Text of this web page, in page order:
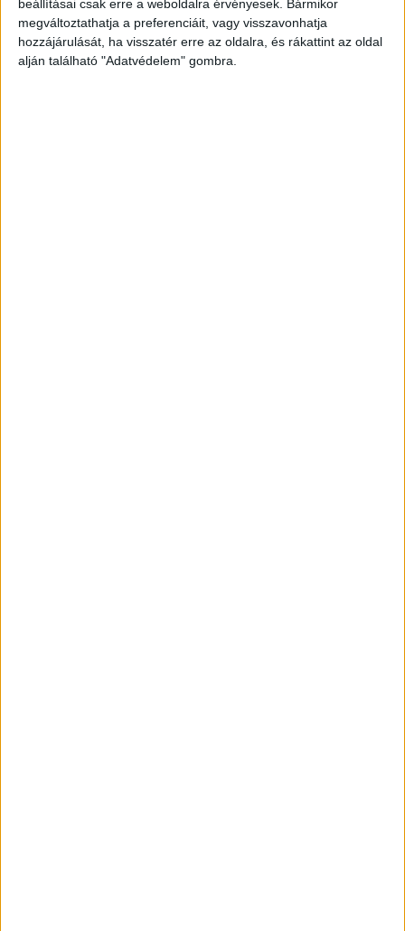
beállításai csak erre a weboldalra érvényesek. Bármikor
megváltoztathatja a preferenciáit, vagy visszavonhatja
hozzájárulását, ha visszatér erre az oldalra, és rákattint az oldal
alján található "Adatvédelem" gombra.